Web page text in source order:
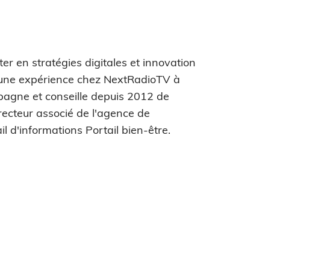
en stratégies digitales et innovation
expérience chez NextRadioTV à
et conseille depuis 2012 de
associé de l'agence de
d'informations Portail bien-être.